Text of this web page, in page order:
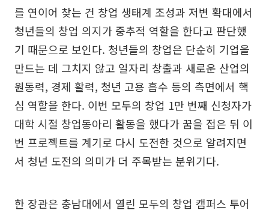
를 연이어 찾는 건 창업 생태계 조성과 저변 확대에서
청년들의 창업 의지가 중추적 역할을 한다고 판단했
기 때문으로 보인다. 청년들의 창업은 단순히 기업을
만드는 데 그치지 않고 일자리 창출과 새로운 산업의
원동력, 경제 활력, 청년 고용 흡수 등의 측면에서 핵
심 역할을 한다. 이번 모두의 창업 1만 번째 신청자가
대학 시절 창업동아리 활동을 했다가 꿈을 접은 뒤 이
번 프로젝트를 계기로 다시 도전한 것으로 알려지면
서 청년 도전의 의미가 더 주목받는 분위기다.
한 장관은 충남대에서 열린 모두의 창업 캠퍼스 투어